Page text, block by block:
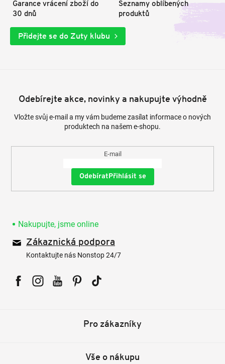
Garance vrácení zboží do
30 dnů
Seznamy oblíbených
produktů
Přidejte se do Zuty klubu
Odebírejte akce, novinky a nakupujte výhodně
Vložte svůj e-mail a my vám budeme zasílat informace o nových
produktech na našem e-shopu.
E-mail
Přihlásit se
Nakupujte, jsme online
Zákaznická podpora
Kontaktujte nás Nonstop 24/7
Pro zákazníky
Vše o nákupu